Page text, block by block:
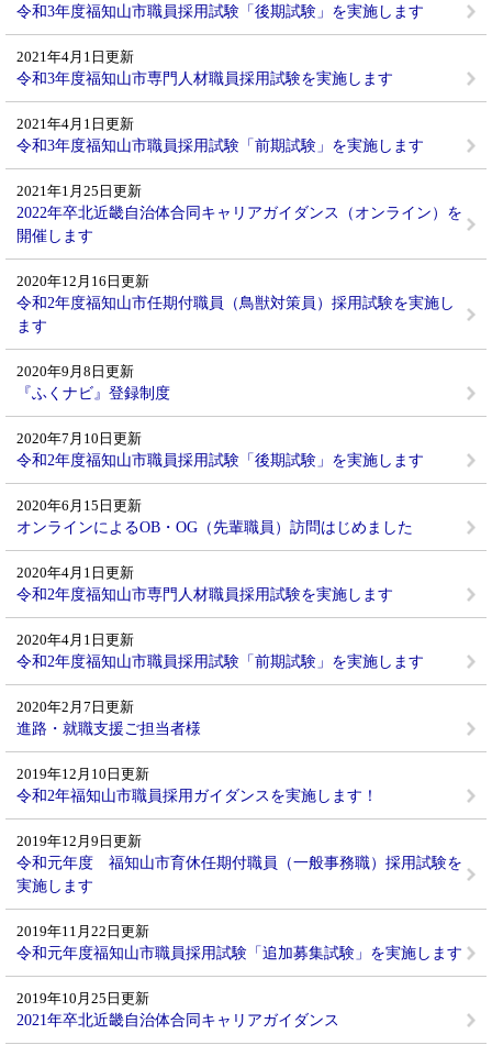
令和3年度福知山市職員採用試験「後期試験」を実施します
2021年4月1日更新
令和3年度福知山市専門人材職員採用試験を実施します
2021年4月1日更新
令和3年度福知山市職員採用試験「前期試験」を実施します
2021年1月25日更新
2022年卒北近畿自治体合同キャリアガイダンス（オンライン）を
開催します
2020年12月16日更新
令和2年度福知山市任期付職員（鳥獣対策員）採用試験を実施し
ます
2020年9月8日更新
『ふくナビ』登録制度
2020年7月10日更新
令和2年度福知山市職員採用試験「後期試験」を実施します
2020年6月15日更新
オンラインによるOB・OG（先輩職員）訪問はじめました
2020年4月1日更新
令和2年度福知山市専門人材職員採用試験を実施します
2020年4月1日更新
令和2年度福知山市職員採用試験「前期試験」を実施します
2020年2月7日更新
進路・就職支援ご担当者様
2019年12月10日更新
令和2年福知山市職員採用ガイダンスを実施します！
2019年12月9日更新
令和元年度 福知山市育休任期付職員（一般事務職）採用試験を
実施します
2019年11月22日更新
令和元年度福知山市職員採用試験「追加募集試験」を実施します
2019年10月25日更新
2021年卒北近畿自治体合同キャリアガイダンス